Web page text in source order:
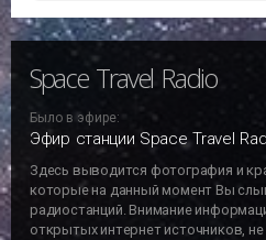
Space Travel Radio
Было в эфире:
Эфир станции Space Travel
Здесь выводится фотография и
которые на данный момент Вы
радиостанций. Внимание
открытых интернет источников, не